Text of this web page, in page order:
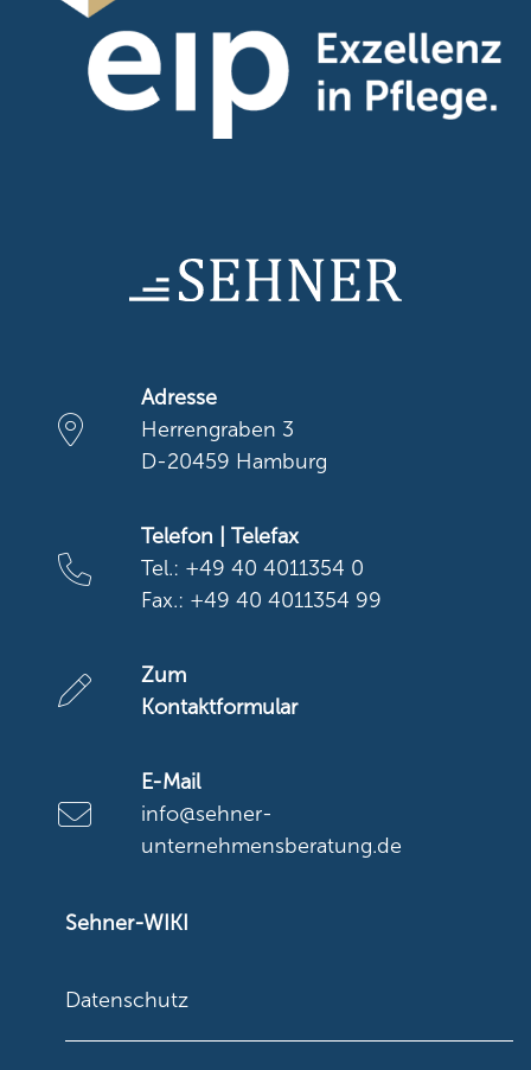
Adresse
Herrengraben 3
D-20459 Hamburg
Telefon | Telefax
Tel.: +49 40 4011354 0
Fax.: +49 40 4011354 99
Zum
Kontaktformular
E-Mail
info@sehner-
unternehmensberatung.de
Sehner-WIKI
Datenschutz